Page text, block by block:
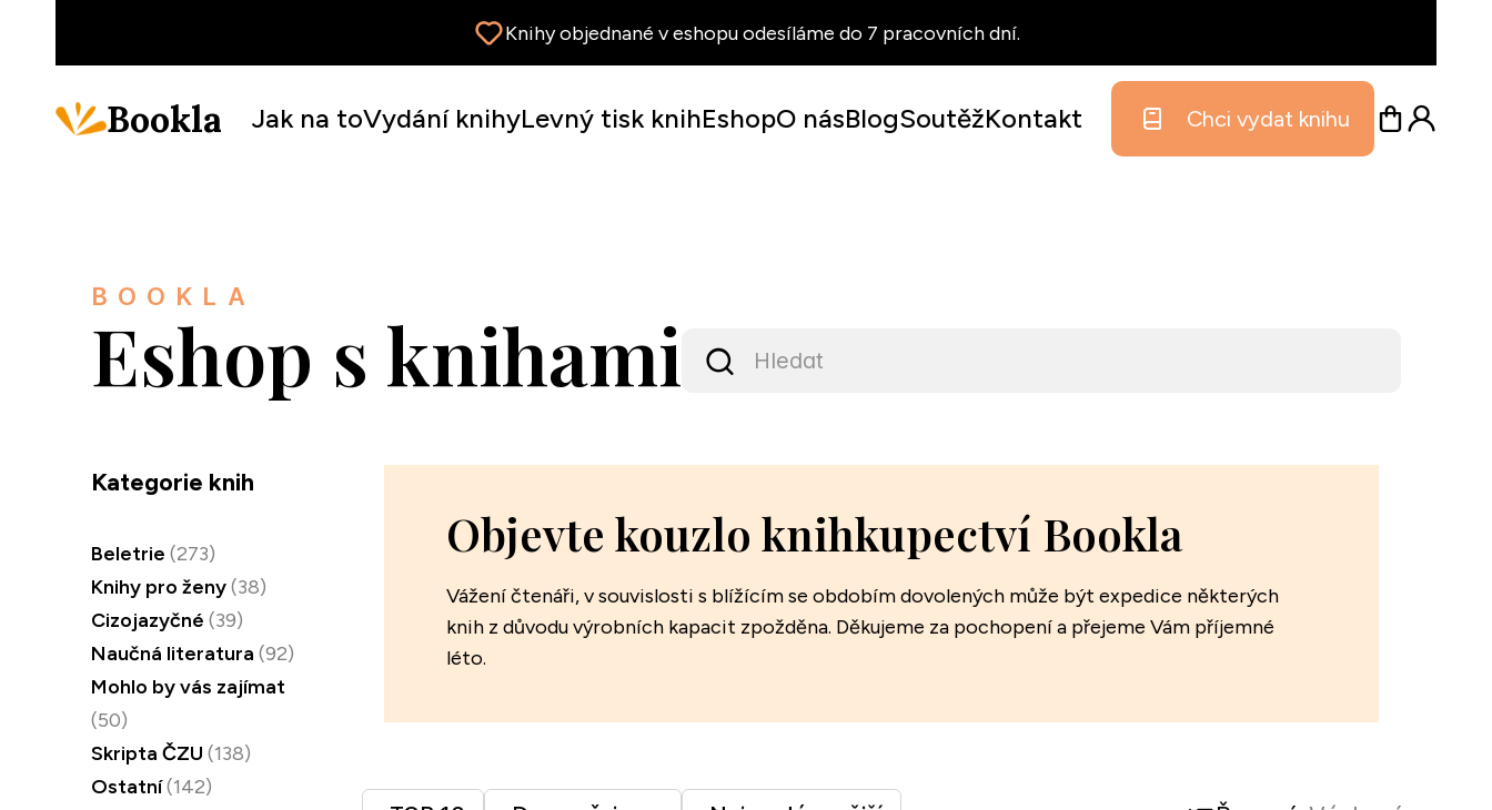
Knihy objednané v eshopu odesíláme do 7 pracovních dní.
Bookla Jak na toVydání knihyLevný tisk knihEshopO násBlogSoutěžKontakt Chci vydat knihu
BOOKLA
Eshop s knihami
Kategorie knih
Beletrie (273)
Knihy pro ženy(38)
Cizojazyčné (39)
Naučná literatura (92)
Mohlo by vás zajímat
(50)
Skripta ČZU (138)
Ostatní(142)
Objevte kouzlo knihkupectví Bookla
Vážení čtenáři, v souvislosti s blížícím se obdobím dovolených může být expedice některých
knih z důvodu výrobních kapacit zpožděna. Děkujeme za pochopení a přejeme Vám příjemné
léto.